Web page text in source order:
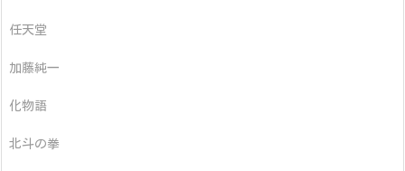
任天堂
加藤純一
化物語
北斗の拳